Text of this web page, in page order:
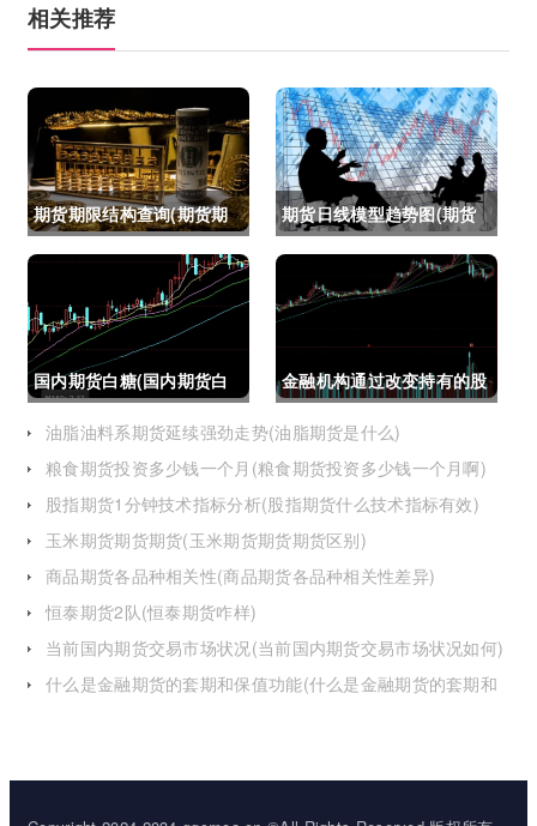
相关推荐
期货期限结构查询(期货期
限结构)
期货日线模型趋势图(期货
日线模型趋势图怎么看)
国内期货白糖(国内期货白
糖合约是怎么交割)
金融机构通过改变持有的股
指期货合约(股指期货合约
最长持有多久)
油脂油料系期货延续强劲走势(油脂期货是什么)
粮食期货投资多少钱一个月(粮食期货投资多少钱一个月啊)
股指期货1分钟技术指标分析(股指期货什么技术指标有效)
玉米期货期货期货(玉米期货期货期货区别)
商品期货各品种相关性(商品期货各品种相关性差异)
恒泰期货2队(恒泰期货咋样)
当前国内期货交易市场状况(当前国内期货交易市场状况如何)
什么是金融期货的套期和保值功能(什么是金融期货的套期和